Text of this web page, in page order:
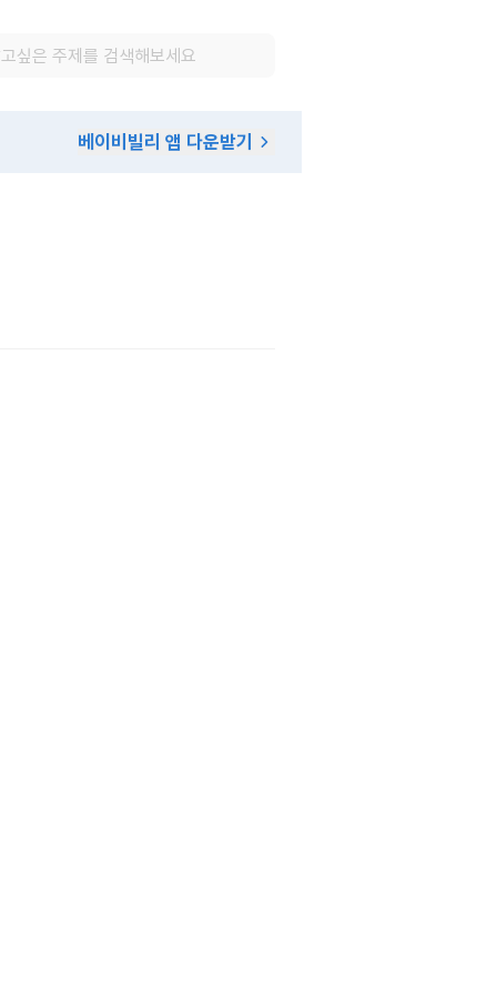
베이비빌리 앱 다운받기